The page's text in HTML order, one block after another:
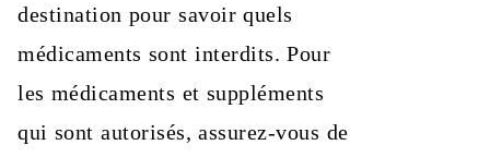
destination pour savoir quels
médicaments sont interdits. Pour
les médicaments et suppléments
qui sont autorisés, assurez-vous de